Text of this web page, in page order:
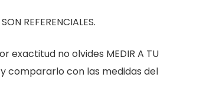
REFERENCIALES.
exactitud no olvides MEDIR A TU
y compararlo con las medidas del